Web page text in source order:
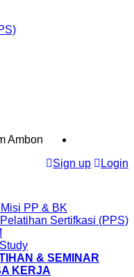
Ambon
Sign up
Login
PP & BK
Sertifkasi (PPS)
& SEMINAR
KERJA